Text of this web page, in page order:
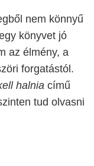
nem könnyű
könyvet jó
az élmény, a
forgatástól.
halnia című
tud olvasni